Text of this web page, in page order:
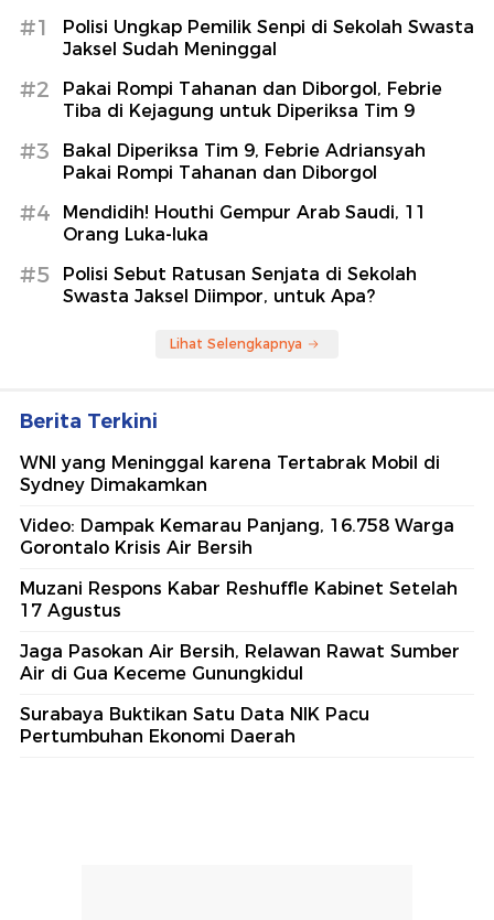
#1
Polisi Ungkap Pemilik Senpi di Sekolah Swasta
Jaksel Sudah Meninggal
#2
Pakai Rompi Tahanan dan Diborgol, Febrie
Tiba di Kejagung untuk Diperiksa Tim 9
#3
Bakal Diperiksa Tim 9, Febrie Adriansyah
Pakai Rompi Tahanan dan Diborgol
#4
Mendidih! Houthi Gempur Arab Saudi, 11
Orang Luka-luka
#5
Polisi Sebut Ratusan Senjata di Sekolah
Swasta Jaksel Diimpor, untuk Apa?
Lihat Selengkapnya
Berita Terkini
WNI yang Meninggal karena Tertabrak Mobil di
Sydney Dimakamkan
Video: Dampak Kemarau Panjang, 16.758 Warga
Gorontalo Krisis Air Bersih
Muzani Respons Kabar Reshuffle Kabinet Setelah
17 Agustus
Jaga Pasokan Air Bersih, Relawan Rawat Sumber
Air di Gua Keceme Gunungkidul
Surabaya Buktikan Satu Data NIK Pacu
Pertumbuhan Ekonomi Daerah